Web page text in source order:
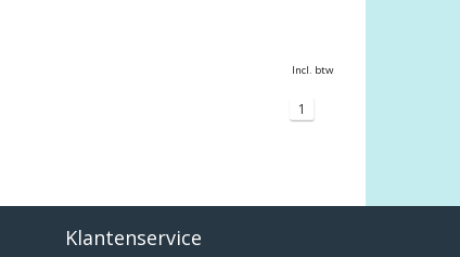
Incl. btw
1
Klantenservice